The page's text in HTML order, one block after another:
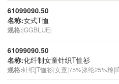
61099090.50
名称:女式T恤
规格:|GGBLUE|
61099090.50
名称:化纤制女童针织T恤衫
规格:针织|T恤衫|女童|75%涤纶25%棉